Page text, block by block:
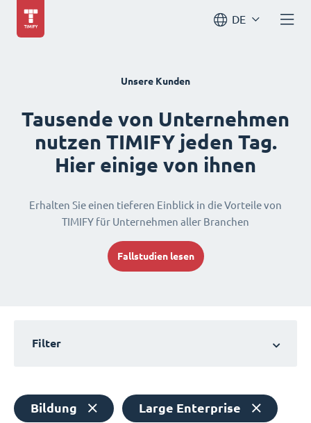
DE
Unsere Kunden
Tausende von Unternehmen
nutzen TIMIFY jeden Tag.
Hier einige von ihnen
Erhalten Sie einen tieferen Einblick in die Vorteile von
TIMIFY für Unternehmen aller Branchen
Fallstudien lesen
Filter
Bildung Large Enterprise